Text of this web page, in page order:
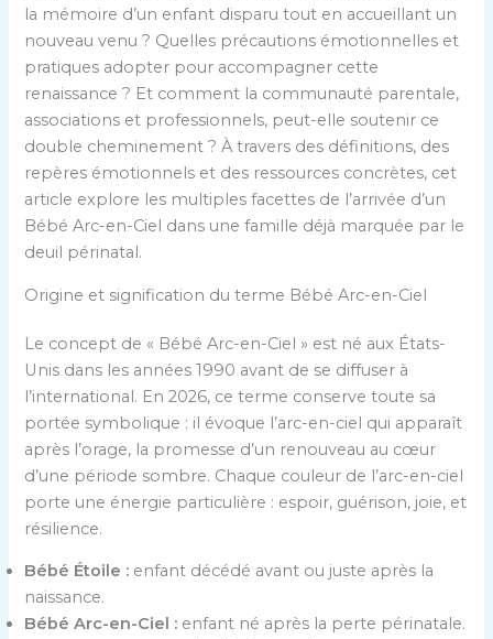
la mémoire d’un enfant disparu tout en accueillant un
nouveau venu ? Quelles précautions émotionnelles et
pratiques adopter pour accompagner cette
renaissance ? Et comment la communauté parentale,
associations et professionnels, peut-elle soutenir ce
double cheminement ? À travers des définitions, des
repères émotionnels et des ressources concrètes, cet
article explore les multiples facettes de l’arrivée d’un
Bébé Arc-en-Ciel dans une famille déjà marquée par le
deuil périnatal.
Origine et signification du terme Bébé Arc-en-Ciel
Le concept de « Bébé Arc-en-Ciel » est né aux États-
Unis dans les années 1990 avant de se diffuser à
l’international. En 2026, ce terme conserve toute sa
portée symbolique : il évoque l’arc-en-ciel qui apparaît
après l’orage, la promesse d’un renouveau au cœur
d’une période sombre. Chaque couleur de l’arc-en-ciel
porte une énergie particulière : espoir, guérison, joie, et
résilience.
Bébé Étoile : enfant décédé avant ou juste après la
naissance.
Bébé Arc-en-Ciel : enfant né après la perte périnatale.